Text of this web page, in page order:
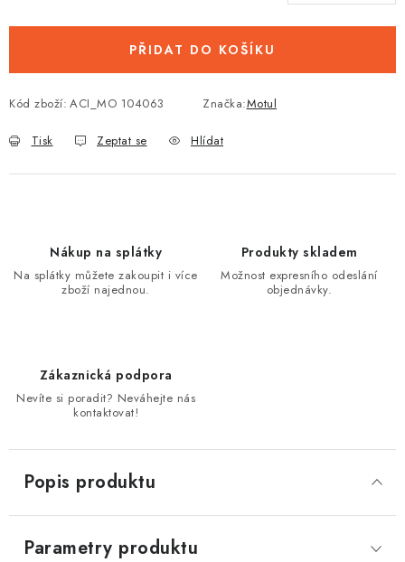
PŘIDAT DO KOŠÍKU
Kód zboží: ACI_MO 104063 Značka:Motul
Tisk Zeptat se Hlídat
Nákup na splátky
Na splátky můžete zakoupit i více
zboží najednou.
Produkty skladem
Možnost expresního odeslání
objednávky.
Zákaznická podpora
Nevíte si poradit? Neváhejte nás
kontaktovat!
Popis produktu
Parametry produktu